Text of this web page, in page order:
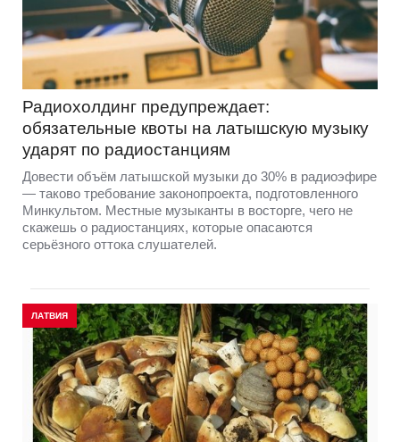
Радиохолдинг предупреждает:
обязательные квоты на латышскую музыку
ударят по радиостанциям
Довести объём латышской музыки до 30% в радиоэфире
— таково требование законопроекта, подготовленного
Минкультом. Местные музыканты в восторге, чего не
скажешь о радиостанциях, которые опасаются
серьёзного оттока слушателей.
ЛАТВИЯ